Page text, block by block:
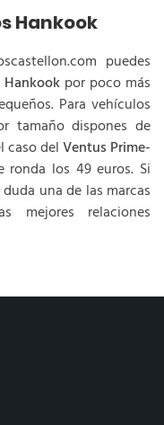
Hankook
puedes
por poco más
Para vehículos
tamaño dispones de
caso delVentus Prime-
los 49 euros. Si
una de las marcas
relaciones